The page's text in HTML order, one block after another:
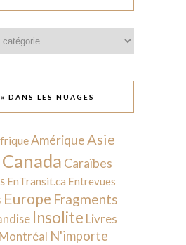
DANS LES NUAGES
AmériqueAsie
Canada Caraïbes
EnTransit.ca Entrevues
Europe Fragments
Insolite Livres
Montréal N'importe